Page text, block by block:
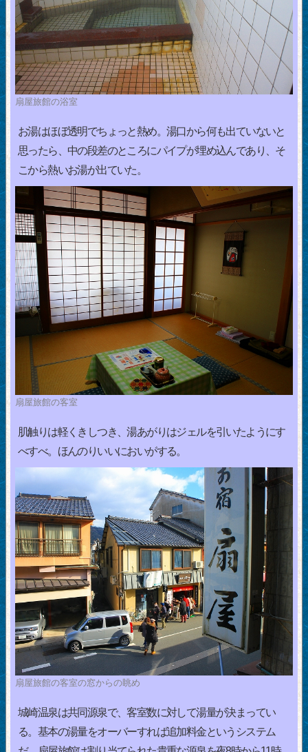
扇屋旅館の浴室
お湯はほぼ透明でちょっと熱め。湯口から何も出ていないと
思ったら、中の段差のところにパイプが埋め込んであり、そ
こから熱いお湯が出ていた。
扇屋旅館の客室
肌触りは軽くきしつき、湯あがりはジェルを引いたようにす
べすべ。ほんのりいいにおいがする。
扇屋旅館の客室の窓からの眺め
城崎温泉は共同源泉で、客室数に対して湯量が決まってい
る。基本の湯量をオーバーすれば追加料金というシステム